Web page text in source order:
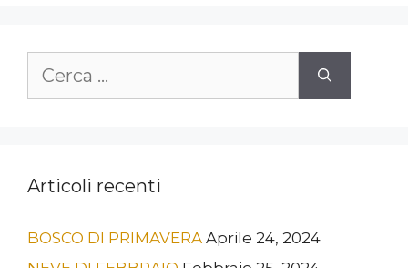
per:
Articoli recenti
BOSCO DI PRIMAVERA Aprile 24, 2024